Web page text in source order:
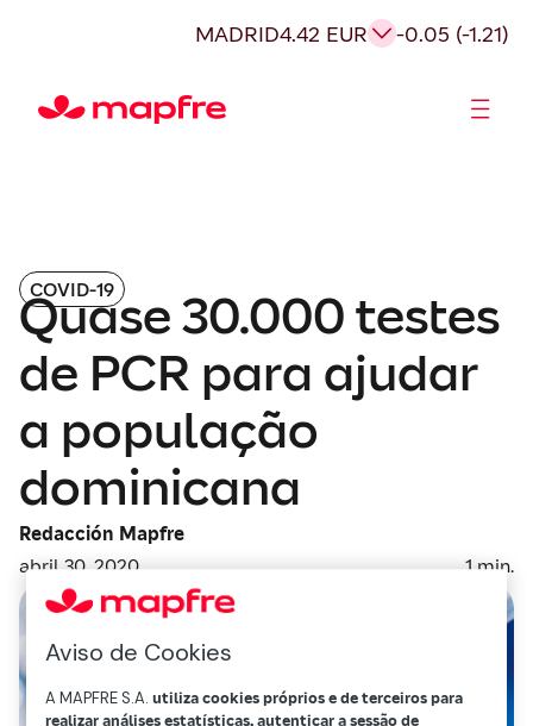
MADRID4.42 EUR -0.05 (-1.21)
COVID-19
Quase 30.000 testes
de PCR para ajudar
a população
dominicana
Redacción Mapfre
abril 30, 2020
1 min.
Aviso de Cookies
A MAPFRE S.A.utiliza cookies próprios e de terceiros para
realizar análises estatísticas, autenticar a sessão de